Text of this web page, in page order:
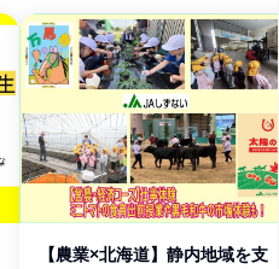
【農業×北海道】静内地域を支